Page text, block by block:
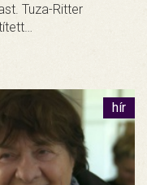
Tuza-Ritter
hír